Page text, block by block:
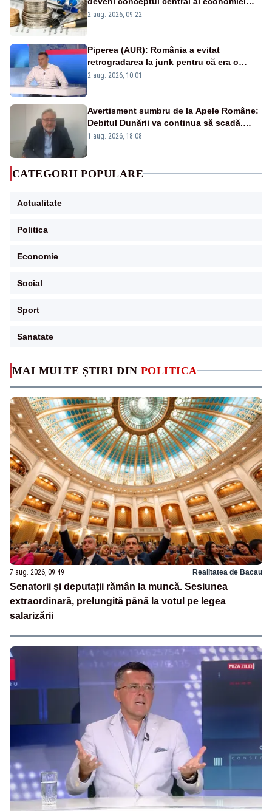
MAI MULTE ȘTIRI DIN POLITICA
7 aug. 2026, 09:49 Realitatea de Bacau
Senatorii și deputații rămân la muncă. Sesiunea
extraordinară, prelungită până la votul pe legea
salarizării
viitoare?
2 aug. 2026, 09:22
Piperea (AUR): România a evitat
retrogradarea la junk pentru că era o
catastrofă pentru bănci și fondurile de
2 aug. 2026, 10:01
Avertisment sumbru de la Apele Române:
Debitul Dunării va continua să scadă.
Cernavodă s-ar putea închide în 4 zile
1 aug. 2026, 18:08
CATEGORII POPULARE
Actualitate
Politica
Economie
Social
Sport
Sanatate